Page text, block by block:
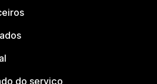
do serviço